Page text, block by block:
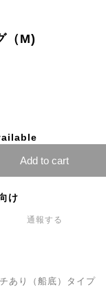
（M)
Add to cart
け
通報する
あり（船底）タイプ